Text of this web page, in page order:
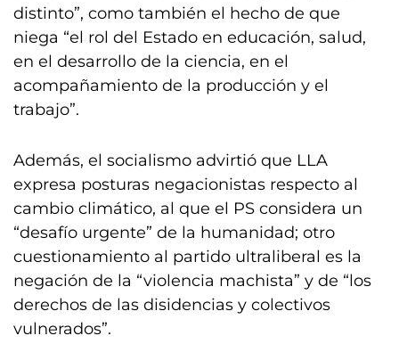
distinto”, como también el hecho de que
niega “el rol del Estado en educación, salud,
en el desarrollo de la ciencia, en el
acompañamiento de la producción y el
trabajo”.
Además, el socialismo advirtió que LLA
expresa posturas negacionistas respecto al
cambio climático, al que el PS considera un
“desafío urgente” de la humanidad; otro
cuestionamiento al partido ultraliberal es la
negación de la “violencia machista” y de “los
derechos de las disidencias y colectivos
vulnerados”.